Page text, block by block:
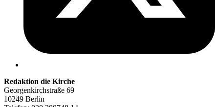
Redaktion die Kirche
Georgenkirchstraße 69
10249 Berlin